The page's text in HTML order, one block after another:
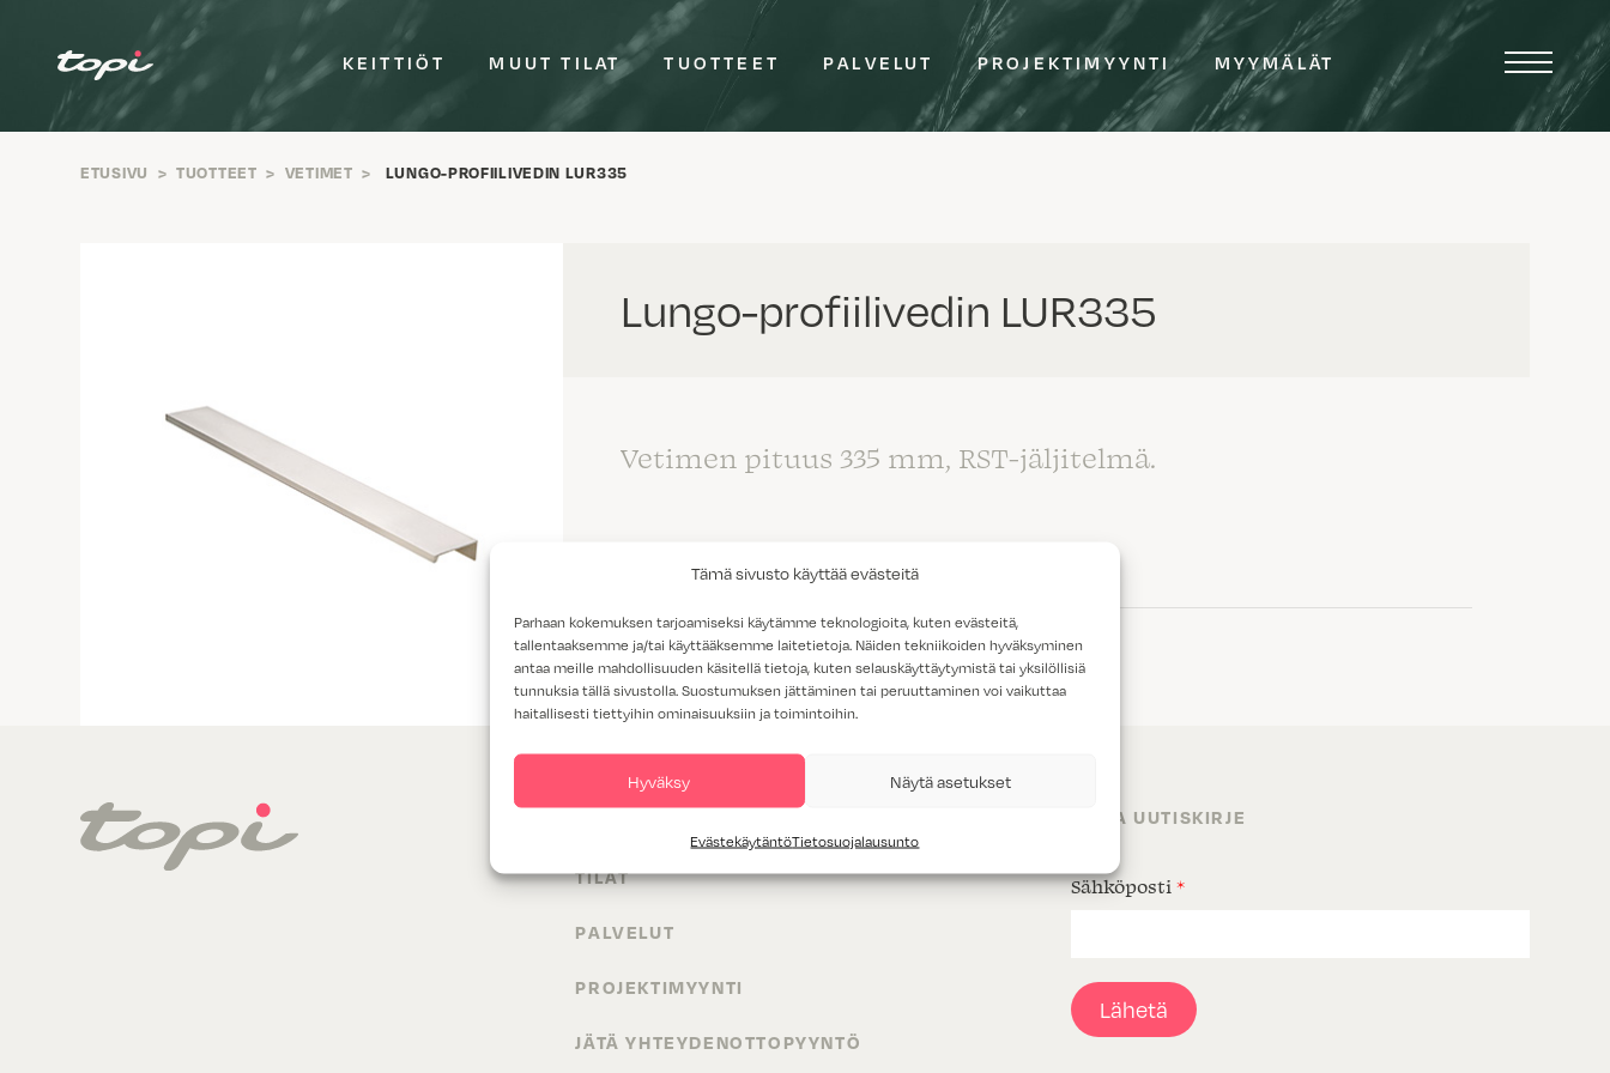
Tämä sivusto käyttää evästeitä
Parhaan kokemuksen tarjoamiseksi käytämme teknologioita, kuten evästeitä,
tallentaaksemme ja/tai käyttääksemme laitetietoja. Näiden tekniikoiden hyväksyminen
antaa meille mahdollisuuden käsitellä tietoja, kuten selauskäyttäytymistä tai yksilöllisiä
tunnuksia tällä sivustolla. Suostumuksen jättäminen tai peruuttaminen voi vaikuttaa
haitallisesti tiettyihin ominaisuuksiin ja toimintoihin.
Hyväksy Näytä asetukset
EvästekäytäntöTietosuojalausunto
KEITTIÖT MUUT TILAT TUOTTEET PALVELUT PROJEKTIMYYNTI MYYMÄLÄT
ETUSIVU > TUOTTEET > VETIMET > LUNGO-PROFIILIVEDIN LUR335
Lungo-profiilivedin LUR335
Vetimen pituus 335 mm, RST-jäljitelmä.
TILAT
PALVELUT
PROJEKTIMYYNTI
JÄTÄ YHTEYDENOTTOPYYNTÖ
TILAA UUTISKIRJE
Sähköposti *
Lähetä